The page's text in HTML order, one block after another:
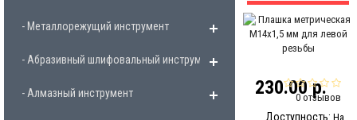
- Металлорежущий инструмент
- Абразивный шлифовальный инструмент
- Алмазный инструмент 0 отзывов
230.00 р.
Доступность: На